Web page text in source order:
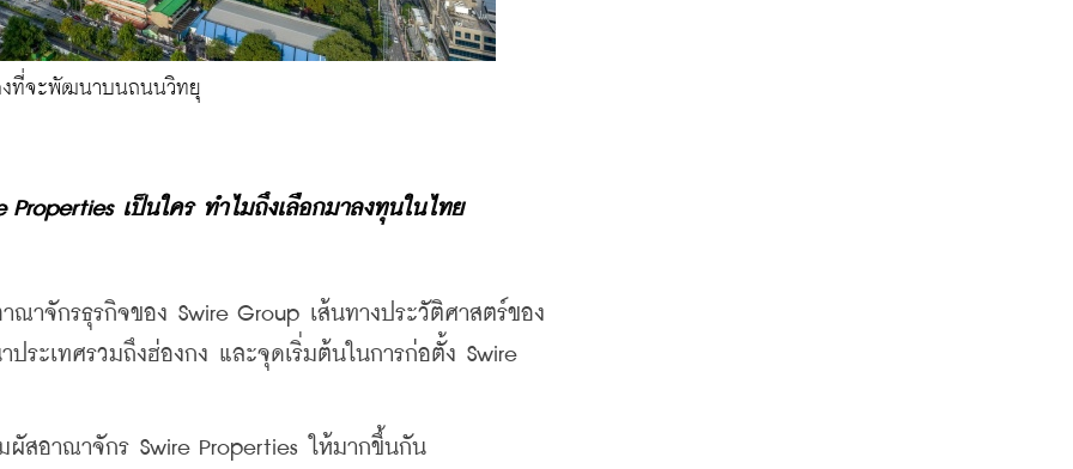
ที่จะพัฒนาบนถนนวิทยุ
เป็นใคร ทำไมถึงเลือกมาลงทุนในไทย
กรธุรกิจของ Swire Group เส้นทางประวัติศาสตร์ของ
ระเทศรวมถึงฮ่องกง และจุดเริ่มต้นในการก่อตั้ง Swire
อาณาจักร Swire Properties ให้มากขึ้นกัน